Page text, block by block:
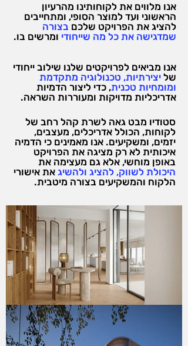
אנו מלווים את לקוחותינו מהרעיון
הראשוני ועד למוצר הסופי, ומתחייבים
להציג את הפרויקט שלכם בצורה
שמדגישה את כל מה שייחודי ומרשים בו.
אנו מביאים לפרויקטים שלנו שילוב ייחודי
של יצירתיות, טכנולוגיה מתקדמת
ומומחיות טכנית, כדי ליצור הדמיות
אדריכליות מדויקות ומעוררות השראה.
סטודיו מבט גאה לשרת קהל רחב של
לקוחות, הכולל אדריכלים, מעצבים,
יזמים, ומשקיעים. אנו מאמינים כי הדמיה
איכותית לא רק מציגה את הפרויקט
באופן מוחשי, אלא גם מעצימה את
היכולת לשווק, להציג ולהשיג את אישורי
הלקוח והמשקיעים בצורה מיטבית.